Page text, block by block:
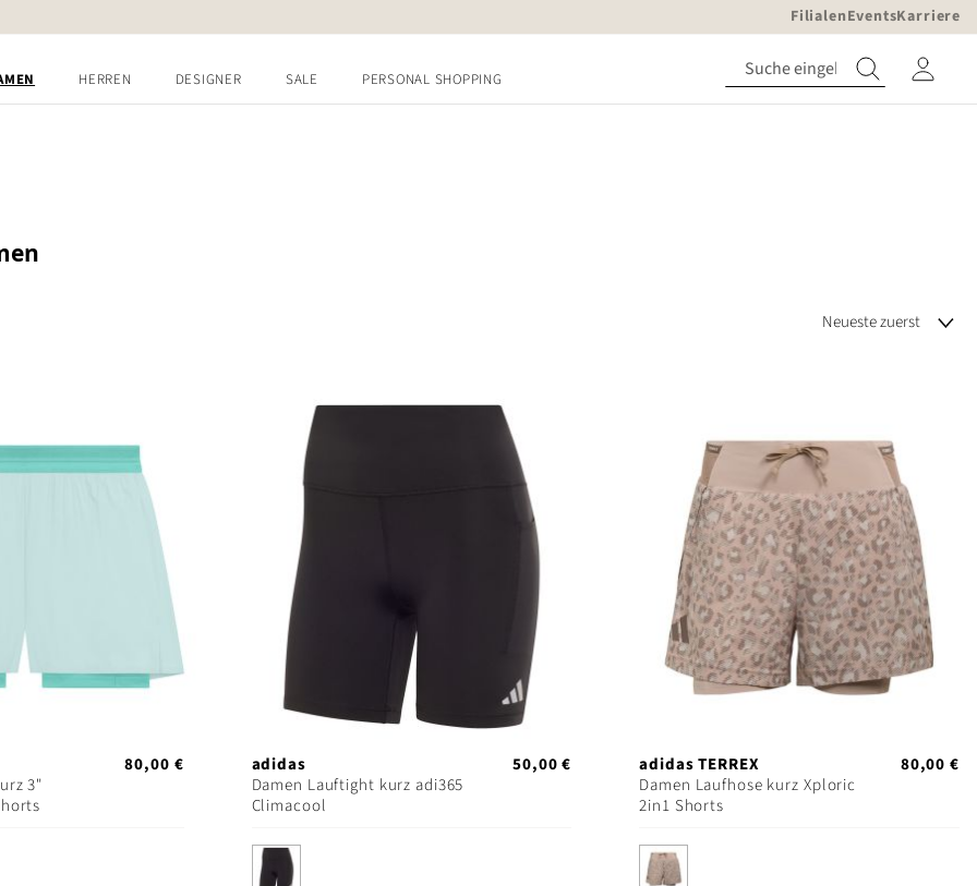
FilialenEventsKarriere
HERREN DESIGNER SALE PERSONAL SHOPPING
3"
80,00 €
adidas
Damen Lauftight kurz adi365
Climacool
50,00 €
adidas TERREX
Damen Laufhose kurz Xploric
2in1 Shorts
80,00 €